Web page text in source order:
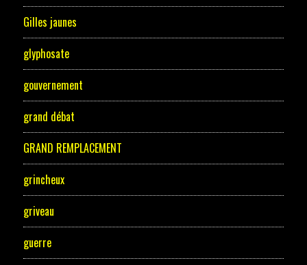
Gilles jaunes
glyphosate
gouvernement
grand débat
GRAND REMPLACEMENT
grincheux
griveau
guerre